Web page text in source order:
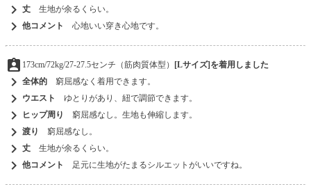
chevron_right 丈 生地が余るくらい。
chevron_right 他コメント 心地いい穿き心地です。
assignment_ind 173cm/72kg/27-27.5センチ（筋肉質体型） [Lサイズ]を着用しました
chevron_right 全体的 窮屈感なく着用できます。
chevron_right ウエスト ゆとりがあり、紐で調節できます。
chevron_right ヒップ周り 窮屈感なし。生地も伸縮します。
chevron_right 渡り 窮屈感なし。
chevron_right 丈 生地が余るくらい。
chevron_right 他コメント 足元に生地がたまるシルエットがいいですね。